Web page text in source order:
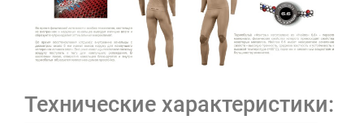
Технические характеристики: